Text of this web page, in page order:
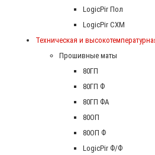
LogicPir Пол
LogicPir СХМ
Техническая и
Прошивные маты
80ГП
80ГП Ф
80ГП ФА
80ОП
80ОП Ф
LogicPir Ф/Ф